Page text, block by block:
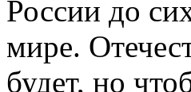
России до
мире.
будет, но